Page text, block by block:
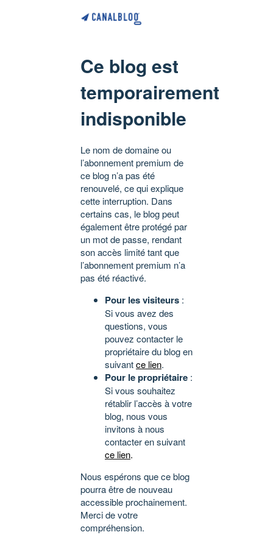
Ce blog est
temporairement
indisponible
Le nom de domaine ou
l’abonnement premium de
ce blog n’a pas été
renouvelé, ce qui explique
cette interruption. Dans
certains cas, le blog peut
également être protégé par
un mot de passe, rendant
son accès limité tant que
l’abonnement premium n’a
pas été réactivé.
Pour les visiteurs :
Si vous avez des
questions, vous
pouvez contacter le
propriétaire du blog en
suivantce lien.
Pour le propriétaire :
Si vous souhaitez
rétablir l’accès à votre
blog, nous vous
invitons à nous
contacter en suivant
ce lien.
Nous espérons que ce blog
pourra être de nouveau
accessible prochainement.
Merci de votre
compréhension.